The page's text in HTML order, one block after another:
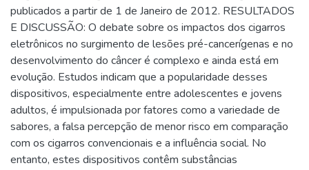
publicados a partir de 1 de Janeiro de 2012. RESULTADOS
E DISCUSSÃO: O debate sobre os impactos dos cigarros
eletrônicos no surgimento de lesões pré-cancerígenas e no
desenvolvimento do câncer é complexo e ainda está em
evolução. Estudos indicam que a popularidade desses
dispositivos, especialmente entre adolescentes e jovens
adultos, é impulsionada por fatores como a variedade de
sabores, a falsa percepção de menor risco em comparação
com os cigarros convencionais e a influência social. No
entanto, estes dispositivos contêm substâncias